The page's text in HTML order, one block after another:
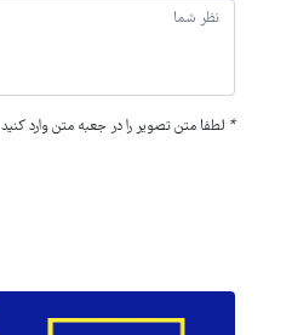
* لطفا متن تصویر را در جعبه متن وارد کنید